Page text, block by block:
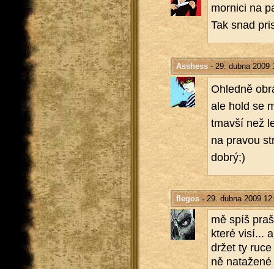
mor­ni­ci na
Tak snad
Asshess- 29. dubna 2009
Ohled­ně
ale hold se
tmavší než
na pra­vou
dobrý;)
flegos- 29. dubna 2009
mě spíš
které visí...
držet ty
ně